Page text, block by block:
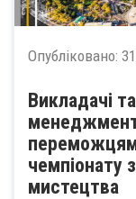
Опубліковано:
Викладачі
чемпіонату
мистецтва